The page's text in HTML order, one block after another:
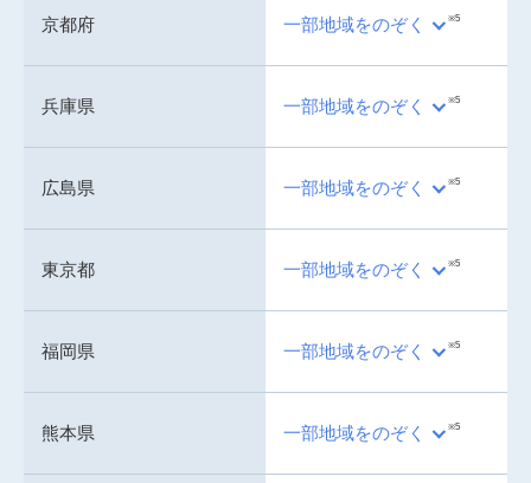
京都府 一部地域をのぞく ※5
兵庫県 一部地域をのぞく ※5
広島県 一部地域をのぞく ※5
東京都 一部地域をのぞく ※5
福岡県 一部地域をのぞく ※5
熊本県 一部地域をのぞく ※5